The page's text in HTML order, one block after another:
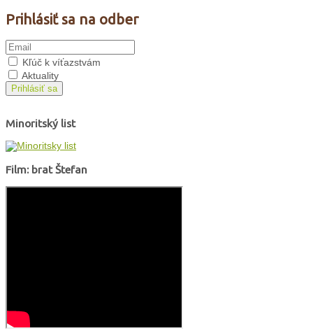
Prihlásiť sa na odber
Kľúč k víťazstvám
Aktuality
Prihlásiť sa
Minoritský list
Film: brat Štefan